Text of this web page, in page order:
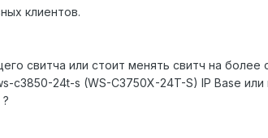
клиентов.
свитча или стоит менять свитч на
c3850-24t-s (WS-C3750X-24T-S) IP Base